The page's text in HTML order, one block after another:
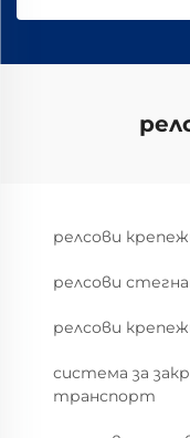
релсови
релсови
релсови
система за
транспорт